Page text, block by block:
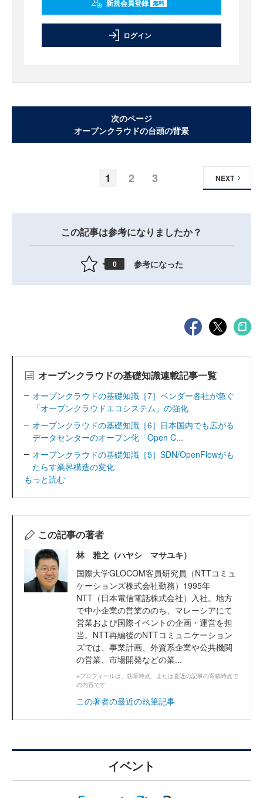
新規会員登録 無料
ログイン
次のページ
オープンクラウドの台頭の背景
1 2 3 NEXT
この記事は参考になりましたか？
0 参考になった
オープンクラウドの基礎知識連載記事一覧
オープンクラウドの基礎知識［7］ベンダー各社が急ぐ
「オープンクラウドエコシステム」の強化
オープンクラウドの基礎知識［6］日本国内でも広がる
データセンターのオープン化「Open C...
オープンクラウドの基礎知識［5］SDN/OpenFlowがも
たらす業界構造の変化
もっと読む
この記事の著者
林 雅之（ハヤシ マサユキ）
国際大学GLOCOM客員研究員（NTTコミュ
ケーションズ株式会社勤務）1995年
NTT（日本電信電話株式会社）入社。地方
で中小企業の営業ののち、マレーシアにて
営業および国際イベントの企画・運営を担
当。NTT再編後のNTTコミュニケーション
ズでは、事業計画、外資系企業や公共機関
の営業、市場開発などの業...
※プロフィールは、執筆時点、または直近の記事の寄稿時点で
の内容です
この著者の最近の執筆記事
イベント